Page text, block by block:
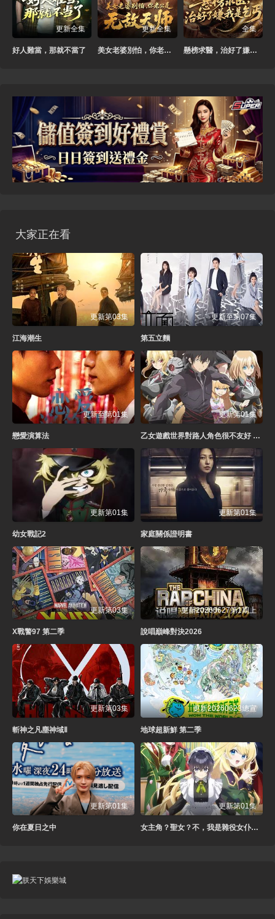
更新全集
好人難當，那就不當了
更新全集
美女老婆別怕，你老公是無敵天師
全集
懸榜求醫，治好了嫌我是乞丐
大家正在看
更新第03集
江海潮生
更新至第07集
第五立麵
更新至第01集
戀愛演算法
更新第01集
乙女遊戲世界對路人角色很不友好 第二季
更新第01集
幼女戰記2
更新第01集
家庭關係證明書
更新第03集
X戰警97 第二季
更新20260627第1期上
說唱巔峰對決2026
更新第03集
斬神之凡塵神域Ⅱ
更新20260623總宣
地球超新鮮 第二季
更新第01集
你在夏日之中
更新第01集
女主角？聖女？不，我是雜役女仆（自豪）